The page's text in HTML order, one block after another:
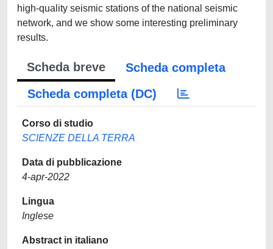
high-quality seismic stations of the national seismic
network, and we show some interesting preliminary
results.
Scheda breve
Scheda completa
Scheda completa (DC)
Corso di studio
SCIENZE DELLA TERRA
Data di pubblicazione
4-apr-2022
Lingua
Inglese
Abstract in italiano